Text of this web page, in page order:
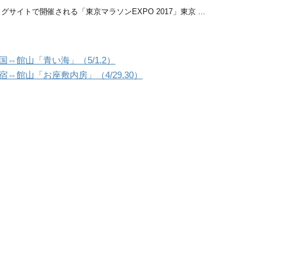
サイトで開催される「東京マラソンEXPO 2017」東京 ...
⇔館山「青い海」（5/1.2）
⇔館山「お座敷内房」（4/29.30）